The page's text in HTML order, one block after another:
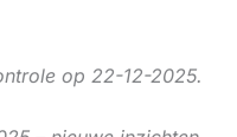
op 22-12-2025.